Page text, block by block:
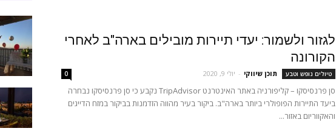
לגזור ולשמור: יעדי תיירות מובילים בארה"ב לאחרי
הקורונה
טיולים נופש וטבע תוכן שיווקי - יולי 9, 2020 0
סן פרנסיסקו – קליפורניה באתר האינטרנט TripAdvisor נקבע כי סן פרנסיסקו נבחרה
ביעד התיירות הפופולרי ביותר בארה"ב. ביקור בעיר מהווה הזדמנות בביקור במזח הדייגים
והאקווריום באזור...